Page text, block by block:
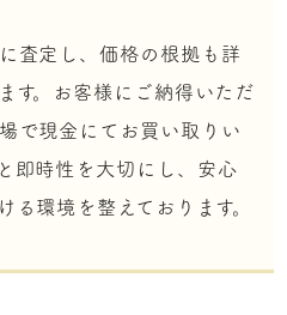
査定し、価格の根拠も詳
す。お客様にご納得いただ
で現金にてお買い取りい
即時性を大切にし、安心
る環境を整えております。